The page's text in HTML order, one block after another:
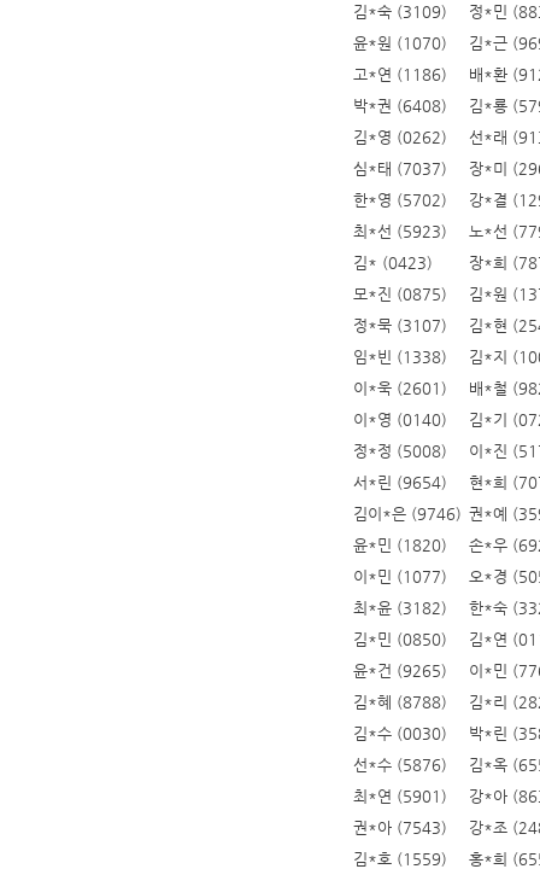
김*숙 (3109)
정*민
윤*원 (1070)
김*근
고*연 (1186)
배*환
박*권 (6408)
김*룡
김*영 (0262)
선*래
심*태 (7037)
장*미
한*영 (5702)
강*결
최*선 (5923)
노*선
김* (0423)
장*희
모*진 (0875)
김*원
정*묵 (3107)
김*현
임*빈 (1338)
김*지
이*욱 (2601)
배*철
이*영 (0140)
김*기
정*정 (5008)
이*진
서*린 (9654)
현*희
김이*은 (9746) 권*예
윤*민 (1820)
손*우
이*민 (1077)
오*경
최*윤 (3182)
한*숙
김*민 (0850)
김*연
윤*건 (9265)
이*민
김*혜 (8788)
김*리
김*수 (0030)
박*린
선*수 (5876)
김*옥
최*연 (5901)
강*아
권*아 (7543)
강*조
김*호 (1559)
홍*희